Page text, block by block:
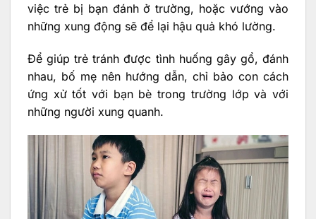
việc trẻ bị bạn đánh ở trường, hoặc vướng vào
những xung động sẽ để lại hậu quả khó lường.
Để giúp trẻ tránh được tình huống gây gổ, đánh
nhau, bố mẹ nên hướng dẫn, chỉ bảo con cách
ứng xử tốt với bạn bè trong trường lớp và với
những người xung quanh.